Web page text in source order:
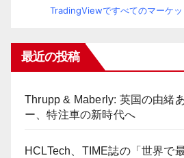
TradingViewですべてのマーケ
最近の投稿
Thrupp & Maberly: 英国の由緒
ー、特注車の新時代へ
HCLTech、TIME誌の「世界で